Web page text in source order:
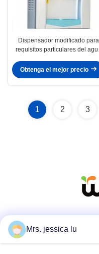
Dispensador modificado para
requisitos particulares del agua
con el poder de calefacción
Obtenga el mejor precio
1 2 3
Mrs. jessica lu